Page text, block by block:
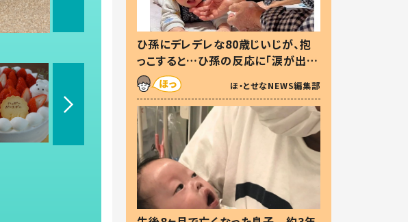
ひ孫にデレデレな80歳じいじが、抱
っこすると…ひ孫の反応に「涙が出ま
した」「可愛くて仕方ない」
ほ・とせなNEWS編集部